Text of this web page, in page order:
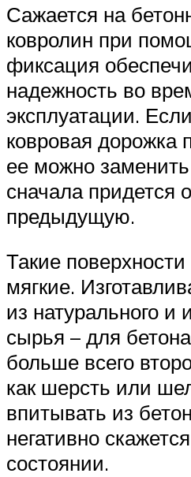
Сажается на
ковролин при
фиксация
надежность во
эксплуатации.
ковровая дорожка
ее можно
сначала придется
предыдущую.
Такие
мягкие.
из натурального и
сырья – для
больше всего
как шерсть или
впитывать из
негативно
состоянии.